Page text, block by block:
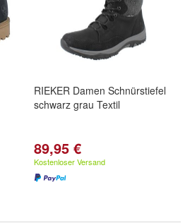
RIEKER Damen Schnürstiefel
schwarz grau Textil
89,95 €
Kostenloser Versand